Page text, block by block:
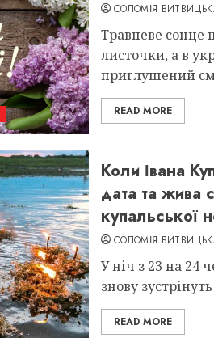
СОЛОМІЯ
Травневе сонце
листочки, а в
приглушений
READ MORE
Коли Івана
дата та жива
купальської
СОЛОМІЯ
У ніч з 23 на 24
знову
READ MORE